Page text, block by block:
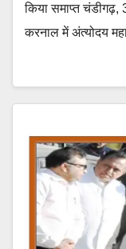
किया समाप्त चंडीगढ़,
करनाल में अंत्योदय